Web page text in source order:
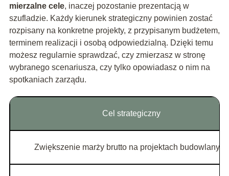
mierzalne cele, inaczej pozostanie prezentacją w
szufladzie. Każdy kierunek strategiczny powinien zostać
rozpisany na konkretne projekty, z przypisanym budżetem,
terminem realizacji i osobą odpowiedzialną. Dzięki temu
możesz regularnie sprawdzać, czy zmierzasz w stronę
wybranego scenariusza, czy tylko opowiadasz o nim na
spotkaniach zarządu.
Cel strategiczny
Zwiększenie marży brutto na projektach budowlanych